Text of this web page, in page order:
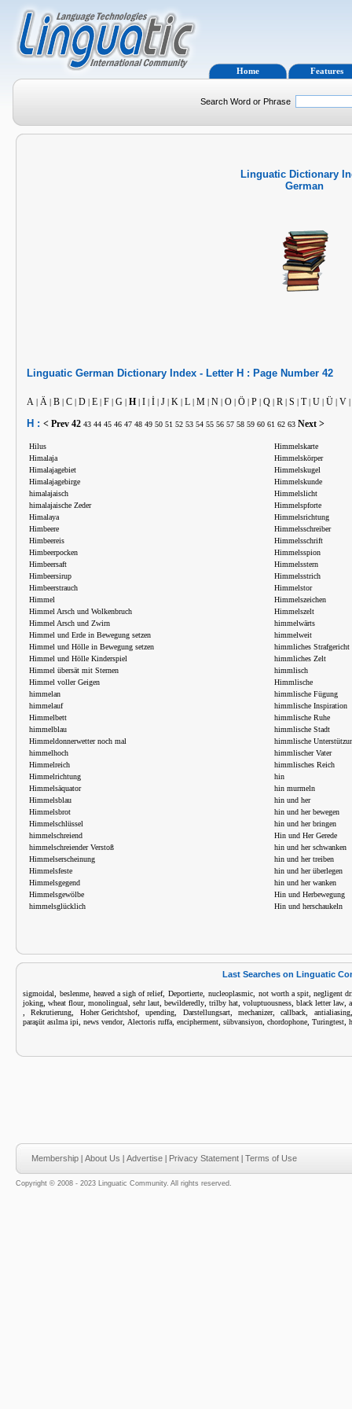
Home Features
Search Word or Phrase
Linguatic Dictionary
German
Linguatic German Dictionary Index - Letter H : Page Number 42
A | Ä | B | C | D | E | F | G | H | I | İ | J | K | L | M | N | O | Ö | P | Q | R | S | T| U | Ü | V |
H : < Prev 42 43 44 45 46 47 48 49 50 51 52 53 54 55 56 57 58 59 60 61 62 63 Next >
Hilus
Himalaja
Himalajagebiet
Himalajagebirge
himalajaisch
himalajaische Zeder
Himalaya
Himbeere
Himbeereis
Himbeerpocken
Himbeersaft
Himbeersirup
Himbeerstrauch
Himmel
Himmel Arsch und Wolkenbruch
Himmel Arsch und Zwirn
Himmel und Erde in Bewegung setzen
Himmel und Hölle in Bewegung setzen
Himmel und Hölle Kinderspiel
Himmel übersät mit Sternen
Himmel voller Geigen
himmelan
himmelauf
Himmelbett
himmelblau
Himmeldonnerwetter noch mal
himmelhoch
Himmelreich
Himmelrichtung
Himmelsäquator
Himmelsblau
Himmelsbrot
Himmelschlüssel
himmelschreiend
himmelschreiender Verstoß
Himmelserscheinung
Himmelsfeste
Himmelsgegend
Himmelsgewölbe
himmelsglücklich
Himmelskarte
Himmelskörper
Himmelskugel
Himmelskunde
Himmelslicht
Himmelspforte
Himmelsrichtung
Himmelsschreiber
Himmelsschrift
Himmelsspion
Himmelsstern
Himmelsstrich
Himmelstor
Himmelszeichen
Himmelszelt
himmelwärts
himmelweit
himmliches Strafgericht
himmliches Zelt
himmlisch
Himmlische
himmlische Fügung
himmlische Inspiration
himmlische Ruhe
himmlische Stadt
himmlische
himmlischer Vater
himmlisches Reich
hin
hin murmeln
hin und her
hin und her bewegen
hin und her bringen
Hin und Her Gerede
hin und her schwanken
hin und her treiben
hin und her überlegen
hin und her wanken
Hin und Herbewegung
Hin und herschaukeln
Last Searches on Linguatic
sigmoidal beslenme,heaved a sigh of relief,Deportierte nucleoplasmic, not worth a spit,negligent
joking wheat flour, monolingual sehr laut bewilderedly trilby hat voluptuousness black letter law
,Rekrutierung Hoher Gerichtshof,upending Darstellungsart, mechanizer,callback antialiasing
paraşüt asılma ipi news vendor, Alectoris ruffa encipherment sübvansiyon chordophone Turingtest
Membership | About Us | Advertise | Privacy Statement | Terms of Use
Copyright © 2008 - 2023 Linguatic Community. All rights reserved.